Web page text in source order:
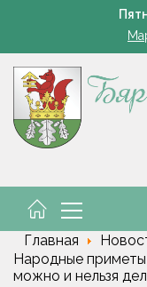
Устранение
Познай свой
Главная
Народные приметы
можно и нельзя